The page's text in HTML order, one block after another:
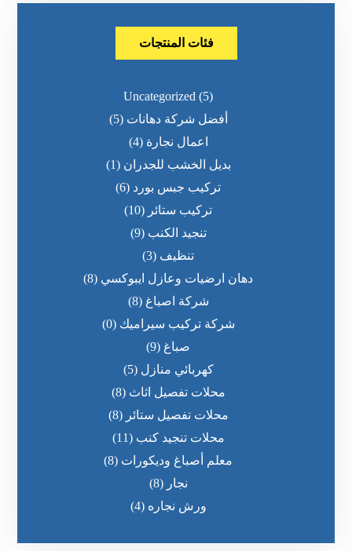
فئات المنتجات
Uncategorized (5)
أفضل شركة دهانات (5)
اعمال نجارة (4)
بديل الخشب للجدران (1)
تركيب جبس بورد (6)
تركيب ستائر (10)
تنجيد الكنب (9)
تنظيف (3)
دهان ارضيات وعازل ايبوكسي (8)
شركة اصباغ (8)
شركة تركيب سيراميك (0)
صباغ (9)
كهربائي منازل (5)
محلات تفصيل اثاث (8)
محلات تفصيل ستائر (8)
محلات تنجيد كنب (11)
معلم أصباغ وديكورات (8)
نجار (8)
ورش نجاره (4)